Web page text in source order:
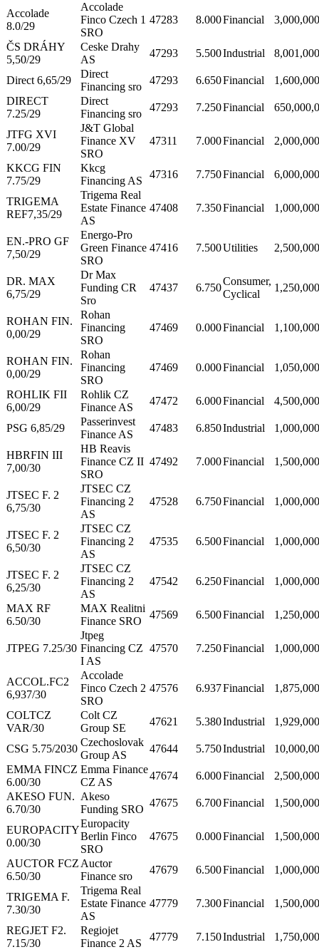
Accolade
8.0/29
Accolade
Finco Czech 1
SRO
47283 8.000Financial
ČS DRÁHY
5,50/29
Ceske Drahy
AS
47293 5.500Industrial
Direct 6,65/29
Direct
Financing sro
47293 6.650Financial
DIRECT
7.25/29
Direct
Financing sro
47293 7.250Financial
JTFG XVI
7.00/29
J&T Global
Finance XV
SRO
47311 7.000Financial
KKCG FIN
7.75/29
Kkcg
Financing AS
47316 7.750Financial
TRIGEMA
REF7,35/29
Trigema Real
Estate Finance
AS
47408 7.350Financial
EN.-PRO GF
7,50/29
Energo-Pro
Green Finance
SRO
47416 7.500Utilities
DR. MAX
6,75/29
Dr Max
Funding CR
Sro
47437 6.750
Consumer,
Cyclical
ROHAN FIN.
0,00/29
Rohan
Financing
SRO
47469 0.000Financial
ROHAN FIN.
0,00/29
Rohan
Financing
SRO
47469 0.000Financial
ROHLIK FII
6,00/29
Rohlik CZ
Finance AS
47472 6.000Financial
PSG 6,85/29
Passerinvest
Finance AS
47483 6.850Industrial
HBRFIN III
7,00/30
HB Reavis
Finance CZ II
SRO
47492 7.000Financial
JTSEC F. 2
6,75/30
JTSEC CZ
Financing 2
AS
47528 6.750Financial
JTSEC F. 2
6,50/30
JTSEC CZ
Financing 2
AS
47535 6.500Financial
JTSEC F. 2
6,25/30
JTSEC CZ
Financing 2
AS
47542 6.250Financial
MAX RF
6.50/30
MAX Realitni
Finance SRO
47569 6.500Financial
JTPEG 7.25/30
Jtpeg
Financing CZ
I AS
47570 7.250Financial
ACCOL.FC2
6,937/30
Accolade
Finco Czech 2
SRO
47576 6.937Financial
COLTCZ
VAR/30
Colt CZ
Group SE
47621 5.380Industrial
CSG 5.75/2030
Czechoslovak
Group AS
47644 5.750Industrial
EMMA FINCZ
6.00/30
Emma Finance
CZ AS
47674 6.000Financial
AKESO FUN.
6.70/30
Akeso
Funding SRO
47675 6.700Financial
EUROPACITY
0.00/30
Europacity
Berlin Finco
SRO
47675 0.000Financial
AUCTOR FCZ
6.50/30
Auctor
Finance sro
47679 6.500Financial
TRIGEMA F.
7.30/30
Trigema Real
Estate Finance
AS
47779 7.300Financial
REGJET F2.
7.15/30
Regiojet
Finance 2 AS
47779 7.150Industrial